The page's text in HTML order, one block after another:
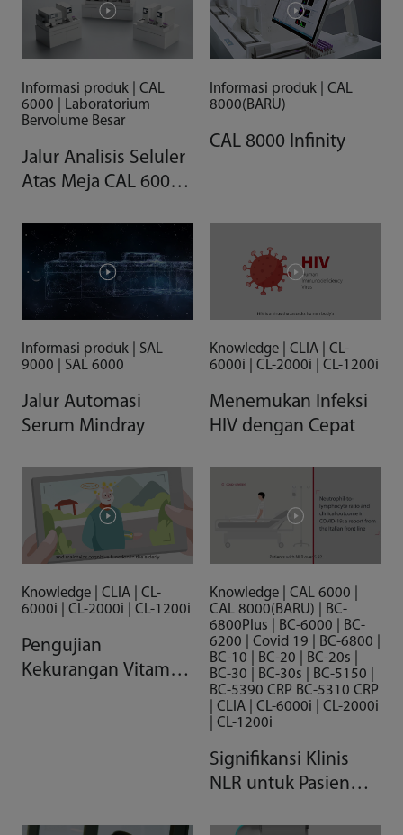
Informasi produk | CAL
6000 | Laboratorium
Bervolume Besar
Jalur Analisis Seluler
Atas Meja CAL 6000 -
Hematologi dalam
Jangkauan
Informasi produk | CAL
8000(BARU)
CAL 8000 Infinity
Informasi produk | SAL
9000 | SAL 6000
Jalur Automasi
Serum Mindray
Knowledge | CLIA | CL-
6000i | CL-2000i | CL-1200i
Menemukan Infeksi
HIV dengan Cepat
Knowledge | CLIA | CL-
6000i | CL-2000i | CL-1200i
Pengujian
Kekurangan Vitamin
Knowledge | CAL 6000 |
CAL 8000(BARU) | BC-
6800Plus | BC-6000 | BC-
6200 | Covid 19 | BC-6800 |
BC-10 | BC-20 | BC-20s |
BC-30 | BC-30s | BC-5150 |
BC-5390 CRP BC-5310 CRP
| CLIA | CL-6000i | CL-2000i
| CL-1200i
Signifikansi Klinis
NLR untuk Pasien